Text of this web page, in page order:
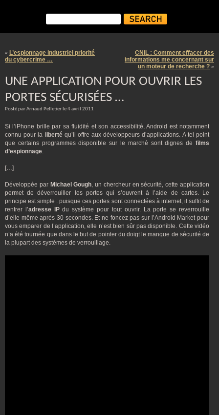
« L’espionnage industriel priorité
du cybercrime …
CNIL : Comment effacer des
informations me concernant sur
un moteur de recherche ? »
UNE APPLICATION POUR OUVRIR LES
PORTES SÉCURISÉES …
Posté par Arnaud Pelletier le 4 avril 2011
Si l’iPhone brille par sa fluidité et son accessibilité, Android est notamment
connu pour la
liberté qu’il offre aux développeurs d’applications. A tel point
que certains programmes disponible sur le marché sont dignes de films
d’espionnage.
[…]
Développée par Michael Gough, un chercheur en sécurité, cette application
permet de déverrouiller les portes qui s’ouvrent à l’aide de cartes. Le
principe est simple : puisque ces portes sont connectées à internet, il suffit de
rentrer l’adresse IPdu système pour tout ouvrir. La porte se reverrouille
d’elle même après 30 secondes. Et ne foncez pas sur l’Android Market pour
vous emparer de l’application, elle n’est bien sûr pas disponible. Cette vidéo
n’a été tournée que dans le but de pointer du doigt le manque de sécurité de
la plupart des systèmes de verrouillage.